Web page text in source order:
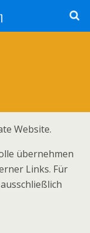
Website.
übernehmen
Links. Für